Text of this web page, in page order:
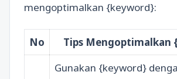
mengoptimalkan {keyword}:
No Tips Mengoptimalkan
Gunakan {keyword}